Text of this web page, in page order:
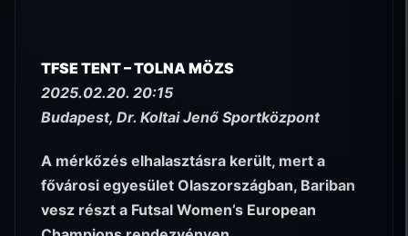
TFSE TENT – TOLNA MÖZS
2025.02.20. 20:15
Budapest, Dr. Koltai Jenő Sportközpont
A mérkőzés elhalasztásra került, mert a
fővárosi egyesület Olaszországban, Bariban
vesz részt a Futsal Women’s European